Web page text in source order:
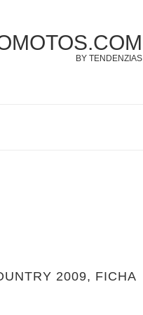
BY TENDENZIAS
2009, FICHA